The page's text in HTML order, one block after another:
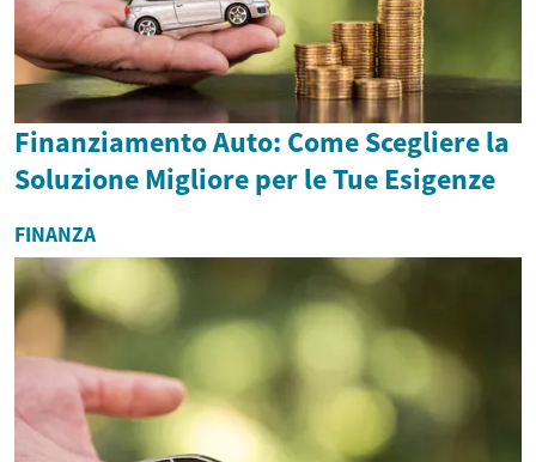
Finanziamento Auto: Come Scegliere la
Soluzione Migliore per le Tue Esigenze
FINANZA